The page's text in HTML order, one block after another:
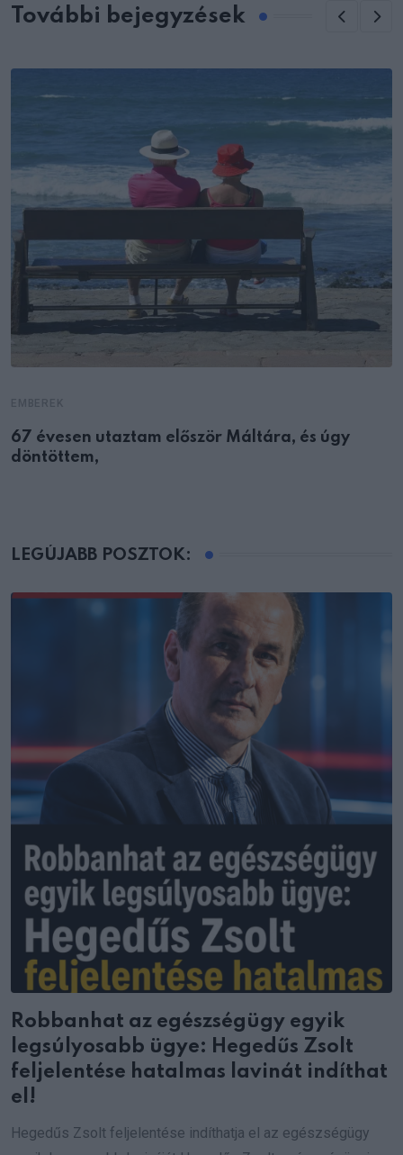
További bejegyzések
67 évesen utaztam először Máltára, és úgy
döntöttem,
LEGÚJABB POSZTOK:
Robbanhat az egészségügy egyik
legsúlyosabb ügye: Hegedűs Zsolt
feljelentése hatalmas lavinát indíthat
el!
Hegedűs Zsolt feljelentése indíthatja el az egészségügy